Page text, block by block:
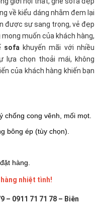
về kiểu dáng nhằm đem lại
được sự sang trọng, vẻ đẹp
muốn của khách hàng,
sofa khuyến mãi với nhiều
lựa chọn thoải mái, không
của khách hàng khiến bạn
cong vênh, mối mọt.
bông ép (tùy chọn).
hàng.
nhiệt tình!
– 0911 71 71 78 – Biên